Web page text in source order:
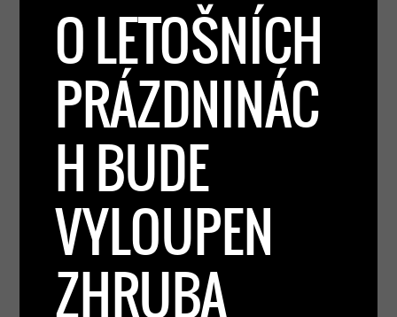
O LETOŠNÍCH
PRÁZDNINÁC
H BUDE
VYLOUPEN
ZHRUBA